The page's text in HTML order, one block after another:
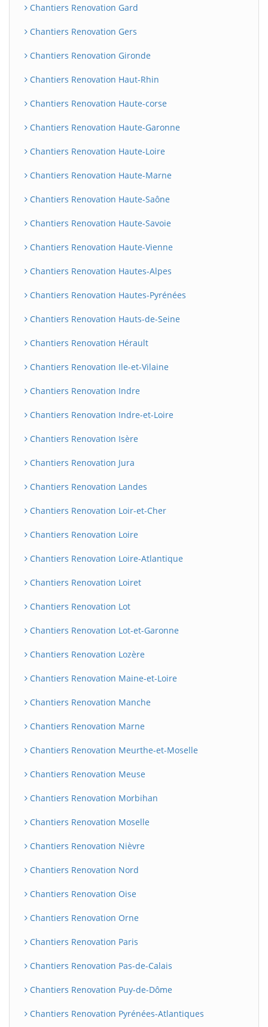
Chantiers Renovation Gard
Chantiers Renovation Gers
Chantiers Renovation Gironde
Chantiers Renovation Haut-Rhin
Chantiers Renovation Haute-corse
Chantiers Renovation Haute-Garonne
Chantiers Renovation Haute-Loire
Chantiers Renovation Haute-Marne
Chantiers Renovation Haute-Saône
Chantiers Renovation Haute-Savoie
Chantiers Renovation Haute-Vienne
Chantiers Renovation Hautes-Alpes
Chantiers Renovation Hautes-Pyrénées
Chantiers Renovation Hauts-de-Seine
Chantiers Renovation Hérault
Chantiers Renovation Ile-et-Vilaine
Chantiers Renovation Indre
Chantiers Renovation Indre-et-Loire
Chantiers Renovation Isère
Chantiers Renovation Jura
Chantiers Renovation Landes
Chantiers Renovation Loir-et-Cher
Chantiers Renovation Loire
Chantiers Renovation Loire-Atlantique
Chantiers Renovation Loiret
Chantiers Renovation Lot
Chantiers Renovation Lot-et-Garonne
Chantiers Renovation Lozère
Chantiers Renovation Maine-et-Loire
Chantiers Renovation Manche
Chantiers Renovation Marne
Chantiers Renovation Meurthe-et-Moselle
Chantiers Renovation Meuse
Chantiers Renovation Morbihan
Chantiers Renovation Moselle
Chantiers Renovation Nièvre
Chantiers Renovation Nord
Chantiers Renovation Oise
Chantiers Renovation Orne
Chantiers Renovation Paris
Chantiers Renovation Pas-de-Calais
Chantiers Renovation Puy-de-Dôme
Chantiers Renovation Pyrénées-Atlantiques